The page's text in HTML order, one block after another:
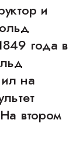
и
года в
на
втором